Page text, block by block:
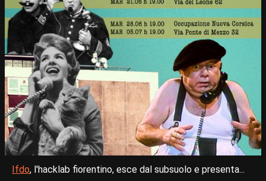
Ifdo, l'hacklab fiorentino, esce dal subsuolo e presenta...